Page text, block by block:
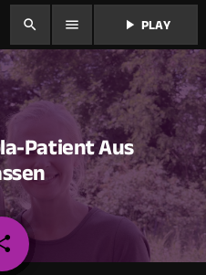
search menu play_arrow PLAY
Patient Aus